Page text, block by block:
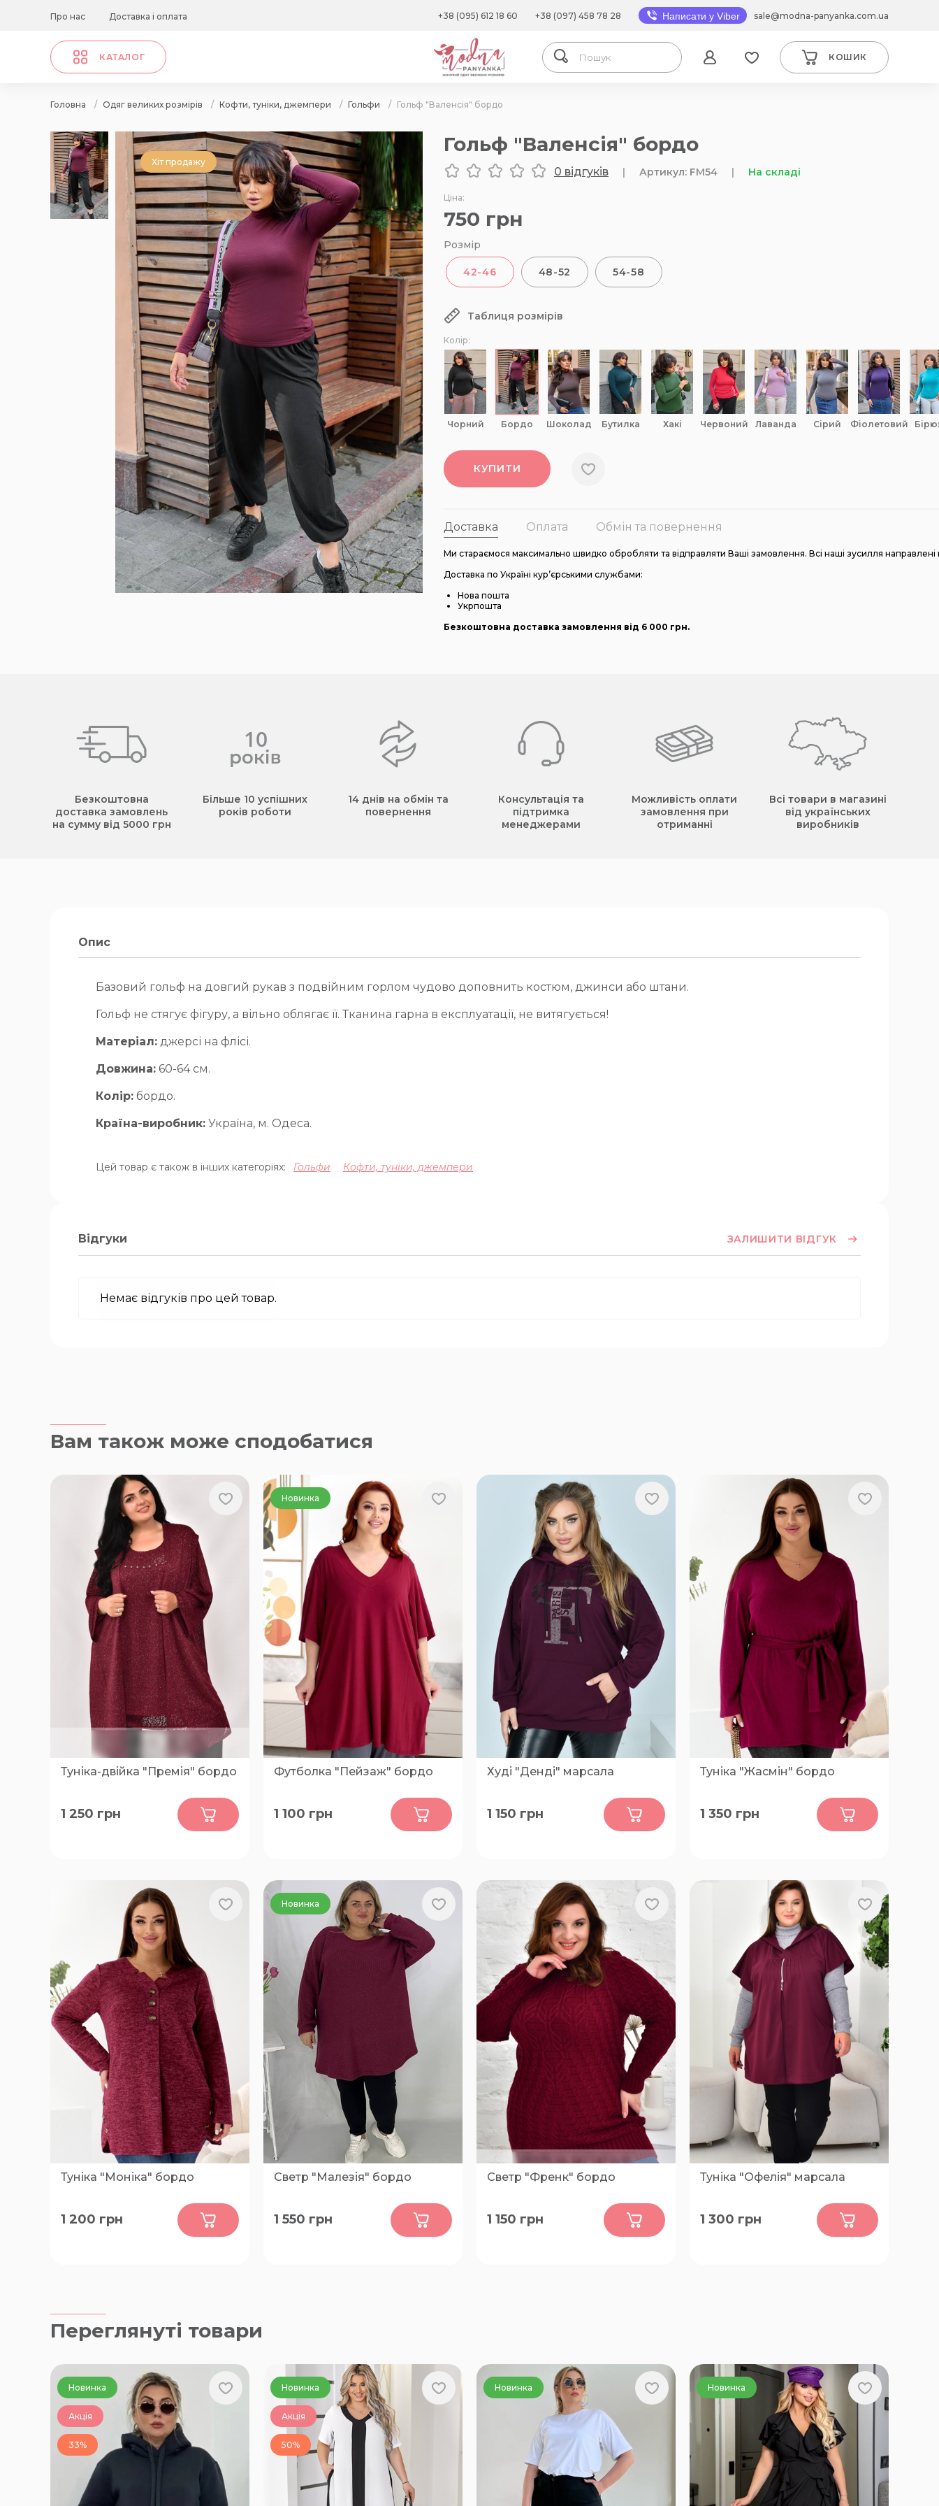
Про нас Доставка і оплата +38 (095) 612 18 60 +38 (097) 458 78 28 Написати у Viber sale@modna-panyanka.com.ua
КАТАЛОГ КОШИК
Головна / Одяг великих розмірів / Кофти, туніки, джемпери / Гольфи / Гольф "Валенсія" бордо
Хіт продажу
Гольф "Валенсія" бордо
0 відгуків | Артикул: FM54 | На складі
Ціна:
750 грн
Розмір
42-46 48-52 54-58
Таблиця розмірів
Колір:
чорний бордо шоколад бутилка хакі червоний лаванда сірий фіолетовий
КУПИТИ
Доставка Оплата Обмін та повернення
Ми стараємося максимально швидко обробляти та відправляти Ваші замовлення. Всі наші зусилля
Доставка по Україні кур’єрськими службами:
Нова пошта
Укрпошта
Безкоштовна доставка замовлення від 6 000 грн.
Безкоштовна
доставка замовлень
на сумму від 5000 грн
Більше 10 успішних
років роботи
14 днів на обмін та
повернення
Консультація та
підтримка
менеджерами
Можливість оплати
замовлення при
отриманні
Всі товари в магазині
від українських
виробників
Опис
Базовий гольф на довгий рукав з подвійним горлом чудово доповнить костюм, джинси або штани.
Гольф не стягує фігуру, а вільно облягає її. Тканина гарна в експлуатації, не витягується!
Матеріал: джерсі на флісі.
Довжина: 60-64 см.
Колір: бордо.
Країна-виробник: Україна, м. Одеса.
Цей товар є також в інших категоріях: Гольфи Кофти, туніки, джемпери
Відгуки ЗАЛИШИТИ ВІДГУК
Немає відгуків про цей товар.
Вам також може сподобатися
Туніка-двійка "Премія" бордо
1 250 грн
Новинка
Футболка "Пейзаж" бордо
62-64, 66-68, 70-74, 76-80
1 100 грн
Худі "Денді" марсала
48-50, 52-54, 56-58, 60-62
1 150 грн
Туніка "Жасмін" бордо
54-56, 58-60, 62-64, 66-68, 70-72
1 350 грн
Туніка "Моніка" бордо
1 200 грн
Новинка
Светр "Малезія" бордо
1 550 грн
Светр "Френк" бордо
1 150 грн
Туніка "Офелія" марсала
52-54, 56-58, 60-62, 64-66
1 300 грн
Переглянуті товари
Новинка
Акція
33%
Новинка
Акція
50%
Новинка Новинка